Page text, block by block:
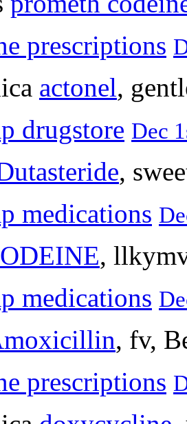
prescriptions
actonel,
drugstore Dec
,
medications
,
medications
, fv,
prescriptions